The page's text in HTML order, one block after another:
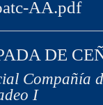
AA.pdf
DE
Compañía
I